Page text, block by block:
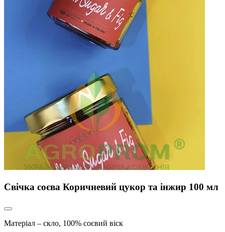
Свічка соєва Коричневий цукор та інжир 100 мл
Матеріал – скло, 100% соєвий віск